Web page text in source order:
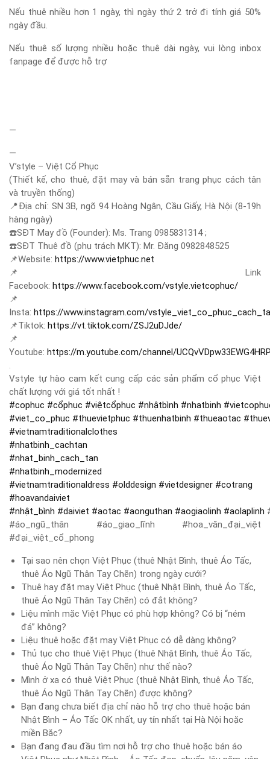
Nếu thuê nhiều hơn 1 ngày, thì ngày thứ 2 trở đi tính giá 50%
ngày đầu.
Nếu thuê số lượng nhiều hoặc thuê dài ngày, vui lòng inbox
fanpage để được hỗ trợ
—
—
V’style – Việt Cổ Phục
(Thiết kế, cho thuê, đặt may và bán sẵn trang phục cách tân
và truyền thống)
📍 Địa chỉ: SN 3B, ngõ 94 Hoàng Ngân, Cầu Giấy, Hà Nội (8-19h
hàng ngày)
☎️SĐT May đồ (Founder): Ms. Trang 0985831314 ;
☎️SĐT Thuê đồ (phụ trách MKT): Mr. Đăng 0982848525
📌Website: https://www.vietphuc.net
📌 Link
Facebook: https://www.facebook.com/vstyle.vietcophuc/
📌
Insta: https://www.instagram.com/
📌Tiktok: https://vt.tiktok.com/ZSJ2uDJde/
📌
Youtube: https://m.youtube.com/channel/
.
Vstyle tự hào cam kết cung cấp các sản phẩm cổ phục Việt
chất lượng với giá tốt nhất !
#cophuc #cổphục #việtcổphục #nhậtbình #nhatbinh #
#viet_co_phuc #thuevietphuc #thuenhatbinh #thueaotac #
#vietnamtraditionalclothes
#nhatbinh_cachtan
#nhat_binh_cach_tan
#nhatbinh_modernized
#vietnamtraditionaldress #olddesign #vietdesigner #cotrang
#hoavandaiviet
#nhật_bình #daiviet #aotac #aonguthan #aogiaolinh #aolaplinh
#áo_ngũ_thân #áo_giao_lĩnh #hoa_văn_đại_việt
#đại_việt_cổ_phong
Tại sao nên chọn Việt Phục (thuê Nhật Bình, thuê Áo Tấc,
thuê Áo Ngũ Thân Tay Chẽn) trong ngày cưới?
Thuê hay đặt may Việt Phục (thuê Nhật Bình, thuê Áo Tấc,
thuê Áo Ngũ Thân Tay Chẽn) có đắt không?
Liệu mình mặc Việt Phục có phù hợp không? Có bị “ném
đá” không?
Liệu thuê hoặc đặt may Việt Phục có dễ dàng không?
Thủ tục cho thuê Việt Phục (thuê Nhật Bình, thuê Áo Tấc,
thuê Áo Ngũ Thân Tay Chẽn) như thế nào?
Mình ở xa có thuê Việt Phục (thuê Nhật Bình, thuê Áo Tấc,
thuê Áo Ngũ Thân Tay Chẽn) được không?
Bạn đang chưa biết địa chỉ nào hỗ trợ cho thuê hoặc bán
Nhật Bình – Áo Tấc OK nhất, uy tín nhất tại Hà Nội hoặc
miền Bắc?
Bạn đang đau đầu tìm nơi hỗ trợ cho thuê hoặc bán áo